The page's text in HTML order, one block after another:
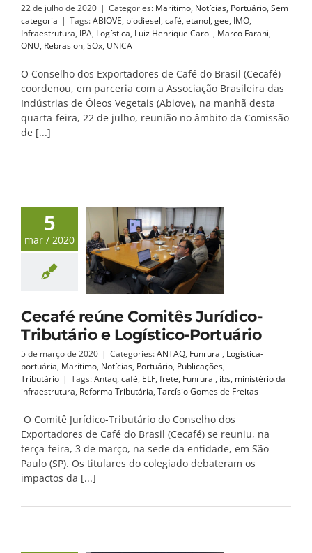
22 de julho de 2020 | Categories: Marítimo, Notícias, Portuário, Sem
categoria | Tags:ABIOVE, biodiesel, café, etanol, gee, IMO,
Infraestrutura, IPA, Logística, Luiz Henrique Caroli, Marco Farani,
ONU, Rebraslon, SOx, UNICA
O Conselho dos Exportadores de Café do Brasil (Cecafé)
coordenou, em parceria com a Associação Brasileira das
Indústrias de Óleos Vegetais (Abiove), na manhã desta
quarta-feira, 22 de julho, reunião no âmbito da Comissão
de [...]
5
mar / 2020
Cecafé reúne Comitês Jurídico-
Tributário e Logístico-Portuário
5 de março de 2020 | Categories:ANTAQ, Funrural, Logística-
portuária, Marítimo, Notícias, Portuário, Publicações,
Tributário | Tags:Antaq, café, ELF, frete, Funrural, ibs, ministério da
infraestrutura, Reforma Tributária, Tarcísio Gomes de Freitas
O Comitê Jurídico-Tributário do Conselho dos
Exportadores de Café do Brasil (Cecafé) se reuniu, na
terça-feira, 3 de março, na sede da entidade, em São
Paulo (SP). Os titulares do colegiado debateram os
impactos da [...]